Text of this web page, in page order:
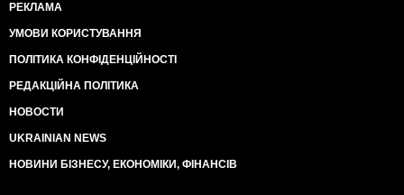
РЕКЛАМА
УМОВИ КОРИСТУВАННЯ
ПОЛІТИКА КОНФІДЕНЦІЙНОСТІ
РЕДАКЦІЙНА ПОЛІТИКА
НОВОСТИ
UKRAINIAN NEWS
НОВИНИ БІЗНЕСУ, ЕКОНОМІКИ, ФІНАНСІВ